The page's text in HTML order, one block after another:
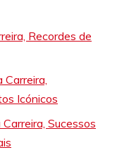
Recordes de
Icónicos
Sucessos